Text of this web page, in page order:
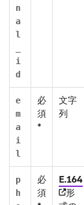
n
a
l
i
d
e
m
a
i
l
必
須
*
文字
列
p
h
必
須
E.164
形